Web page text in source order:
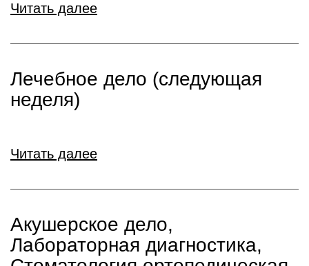
Читать далее
Лечебное дело (следующая
неделя)
Читать далее
Акушерское дело,
Лабораторная диагностика,